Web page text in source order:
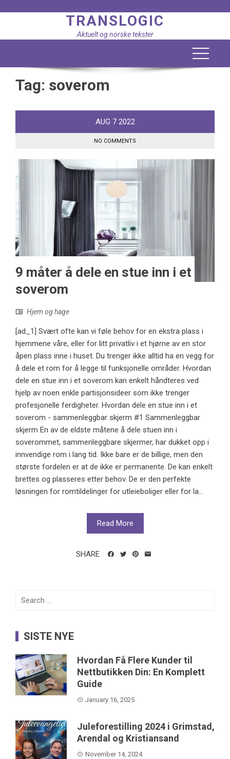
TRANSLOGIC
Aktuelt og norske tekster
Tag: soverom
AUG 7 2022
NO COMMENTS
9 måter å dele en stue inn i et
soverom
Hjem og hage
[ad_1] Svært ofte kan vi føle behov for en ekstra plass i
hjemmene våre, eller for litt privatliv i et hjørne av en stor
åpen plass inne i huset. Du trenger ikke alltid ha en vegg for
å dele et rom for å legge til funksjonelle områder. Hvordan
dele en stue inn i et soverom kan enkelt håndteres ved
hjelp av noen enkle partisjonsideer som ikke trenger
profesjonelle ferdigheter. Hvordan dele en stue inn i et
soverom - sammenleggbar skjerm #1 Sammenleggbar
skjerm En av de eldste måtene å dele stuen inn i
soverommet, sammenleggbare skjermer, har dukket opp i
innvendige rom i lang tid. Ikke bare er de billige, men den
største fordelen er at de ikke er permanente. De kan enkelt
brettes og plasseres etter behov. De er den perfekte
løsningen for romtildelinger for utleieboliger eller for la...
Read More
SHARE
Search
SISTE NYE
Hvordan Få Flere Kunder til
Nettbutikken Din: En Komplett
Guide
January 16, 2025
Juleforestilling 2024 i Grimstad,
Arendal og Kristiansand
November 14, 2024